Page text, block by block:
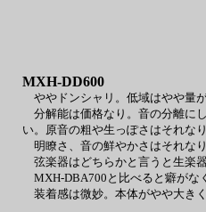
MXH-DD600
ややドンシャリ。低域はやや量
分解能は価格なり。音の分離に
い。原音の粗や生っぽさはそれな
明瞭さ、音の鮮やかさはそれな
弦楽器はどちらかと言うと生楽
MXH-DBA700と比べると癖がな
装着感は微妙。本体がやや大き